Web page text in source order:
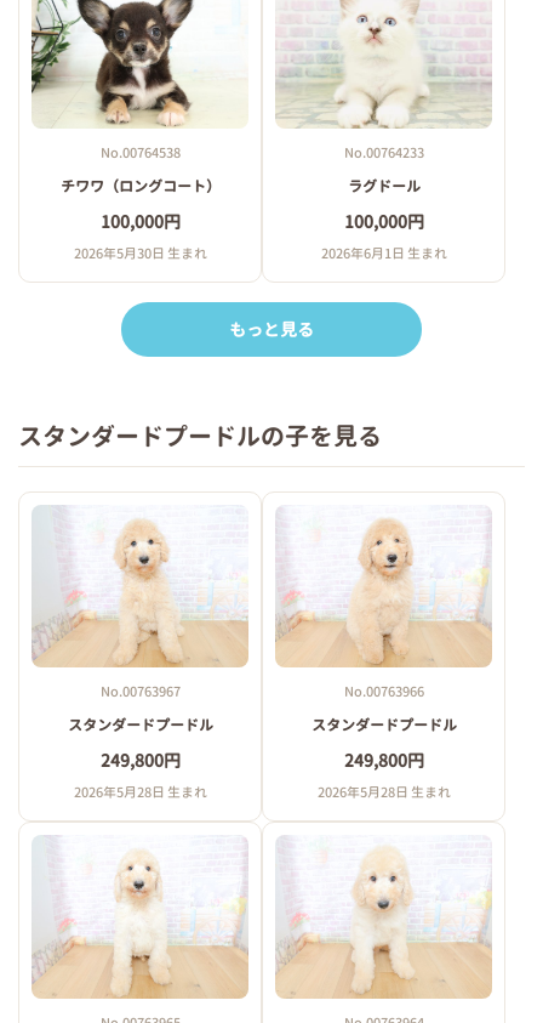
No.00764538
チワワ（ロングコート）
100,000円
2026年5月30日 生まれ
No.00764233
ラグドール
100,000円
2026年6月1日 生まれ
もっと見る
スタンダードプードルの子を見る
No.00763967
スタンダードプードル
249,800円
2026年5月28日 生まれ
No.00763966
スタンダードプードル
249,800円
2026年5月28日 生まれ